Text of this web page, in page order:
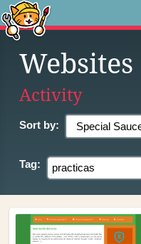
Websites
Activity
Sort by:
Tag: